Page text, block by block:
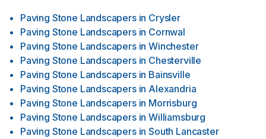
Paving Stone Landscapers in Crysler
Paving Stone Landscapers in Cornwal
Paving Stone Landscapers in Winchester
Paving Stone Landscapers in Chesterville
Paving Stone Landscapers in Bainsville
Paving Stone Landscapers in Alexandria
Paving Stone Landscapers in Morrisburg
Paving Stone Landscapers in Williamsburg
Paving Stone Landscapers in South Lancaster